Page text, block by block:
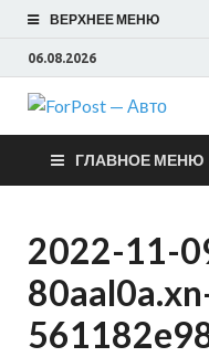
ВЕРХНЕЕ МЕНЮ
06.08.2026
ГЛАВНОЕ МЕНЮ
2022-11-